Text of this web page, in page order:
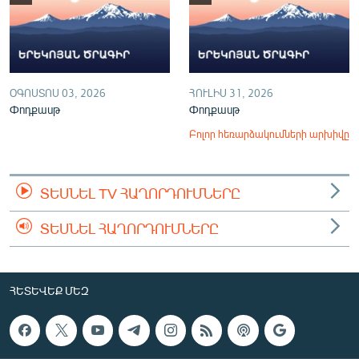
ՕԳՈՍՏՈՍ 03, 2026
Փոդքասթ
ՀՈՒԼԻՍ 31, 2026
Փոդքասթ
Բոլոր հեռարձակումների արխիվը
ՏԵՍՆԵԼ TV ՀԱՂՈՐԴՈՒՄՆԵՐԸ
ՏԵՍՆԵԼ ՀԱՂՈՐԴՈՒՄՆԵՐԸ
ՀԵՏԵՎԵՔ ՄԵԶ